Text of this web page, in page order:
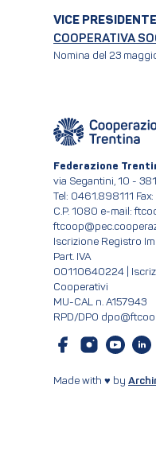
VICE PRESIDENTE
COOPERATIVA
Nomina del 23
Federazione
via Segantini, 10 -
Tel: 0461.898111
C.P. 1080 e-mail:
Iscrizione Registro
Part. IVA
00110640224 |
Cooperativi
MU-CAL n. A157943
RPD/DPO
Made with ♥ by